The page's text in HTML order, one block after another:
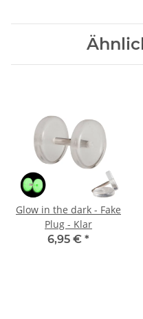
Glow in the dark - Fake
Plug - Klar
6,95 € *